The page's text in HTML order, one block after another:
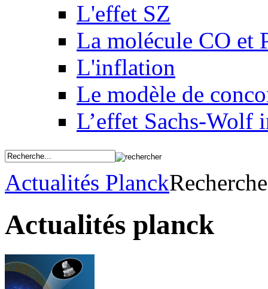
L'effet SZ
La molécule CO et
L'inflation
Le modèle de
L’effet Sachs-Wolf
Actualités PlanckRecherche
Actualités planck